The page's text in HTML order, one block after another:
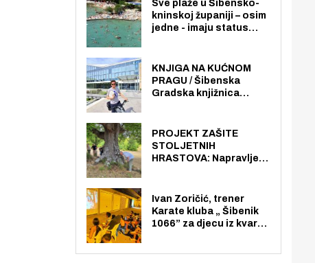
osoba među svojih 170
stanovnika.
Sve plaže u Šibensko-
kninskoj županiji – osim
jedne - imaju status
općoj upotrebi. Pristup
je slobodan i besplatan
za sve građane i
KNJIGA NA KUĆNOM
PRAGU / Šibenska
Gradska knjižnica
knjiga na kućnu adresu
električnim biciklom.
PROJEKT ZAŠITE
STOLJETNIH
HRASTOVA: Napravljen
Zmajevac
Ivan Zoričić, trener
Karate kluba „ Šibenik
1066” za djecu iz kvarta